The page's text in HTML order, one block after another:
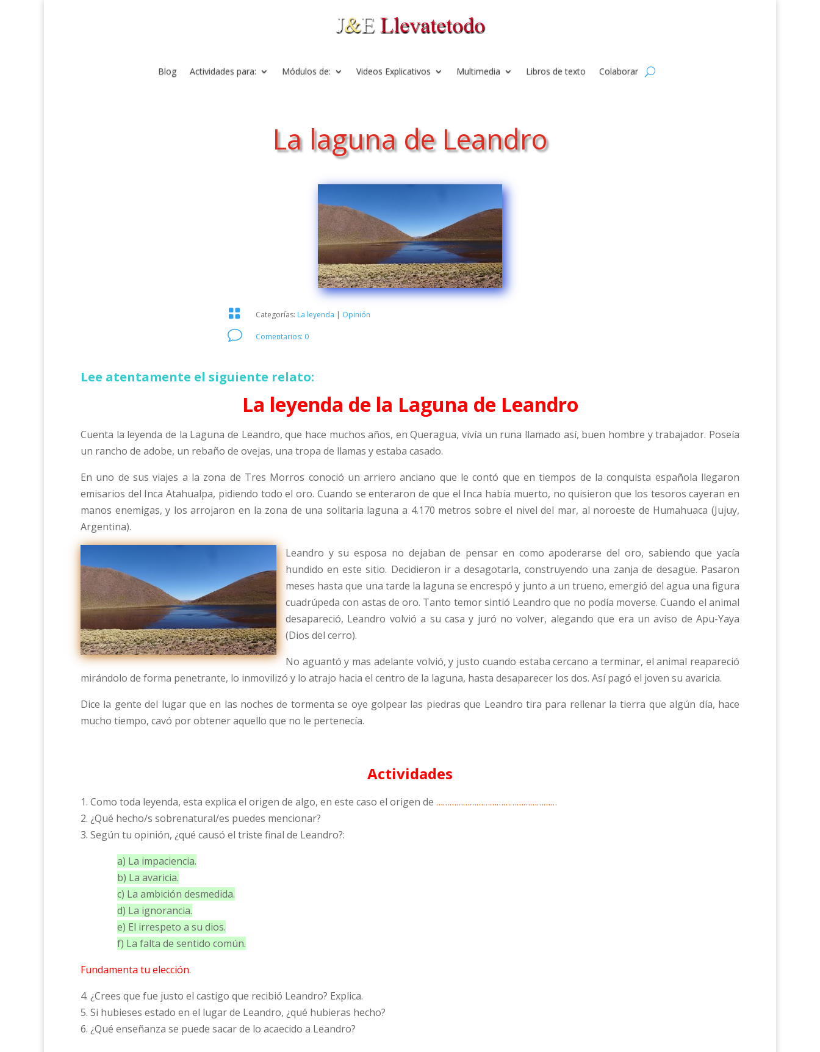
Blog Actividades para: Módulos de: Videos Explicativos Multimedia Libros de texto Colaborar
La laguna de Leandro
 Categorías: La leyenda | Opinión
v Comentarios: 0
Lee atentamente el siguiente relato:
La leyenda de la Laguna de Leandro
Cuenta la leyenda de la Laguna de Leandro, que hace muchos años, en Queragua, vivía un runa llamado así, buen hombre y trabajador. Poseía
un rancho de adobe, un rebaño de ovejas, una tropa de llamas y estaba casado.
En uno de sus viajes a la zona de Tres Morros conoció un arriero anciano que le contó que en tiempos de la conquista española llegaron
emisarios del Inca Atahualpa, pidiendo todo el oro. Cuando se enteraron de que el Inca había muerto, no quisieron que los tesoros cayeran en
manos enemigas, y los arrojaron en la zona de una solitaria laguna a 4.170 metros sobre el nivel del mar, al noroeste de Humahuaca (Jujuy,
Argentina).
Leandro y su esposa no dejaban de pensar en como apoderarse del oro, sabiendo que yacía
hundido en este sitio. Decidieron ir a desagotarla, construyendo una zanja de desagüe. Pasaron
meses hasta que una tarde la laguna se encrespó y junto a un trueno, emergió del agua una figura
cuadrúpeda con astas de oro. Tanto temor sintió Leandro que no podía moverse. Cuando el animal
desapareció, Leandro volvió a su casa y juró no volver, alegando que era un aviso de Apu-Yaya
(Dios del cerro).
No aguantó y mas adelante volvió, y justo cuando estaba cercano a terminar, el animal reapareció
mirándolo de forma penetrante, lo inmovilizó y lo atrajo hacia el centro de la laguna, hasta desaparecer los dos. Así pagó el joven su avaricia.
Dice la gente del lugar que en las noches de tormenta se oye golpear las piedras que Leandro tira para rellenar la tierra que algún día, hace
mucho tiempo, cavó por obtener aquello que no le pertenecía.
Actividades
1. Como toda leyenda, esta explica el origen de algo, en este caso el origen de ………………………………………………
2. ¿Qué hecho/s sobrenatural/es puedes mencionar?
3. Según tu opinión, ¿qué causó el triste final de Leandro?:
a) La impaciencia.
b) La avaricia.
c) La ambición desmedida.
d) La ignorancia.
e) El irrespeto a su dios.
f) La falta de sentido común.
Fundamenta tu elección.
4. ¿Crees que fue justo el castigo que recibió Leandro? Explica.
5. Si hubieses estado en el lugar de Leandro, ¿qué hubieras hecho?
6. ¿Qué enseñanza se puede sacar de lo acaecido a Leandro?